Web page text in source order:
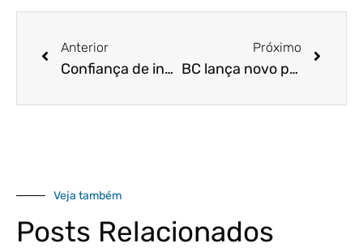
Anterior
Confiança de investimentos estrangeiros no Brasil está em alta!
Próximo
BC lança novo pacote com potencial de R$ 212 bi em crédito para empresas menores
Veja também
Posts Relacionados